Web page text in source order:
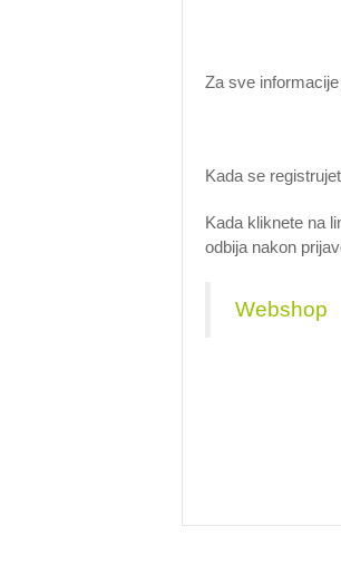
Za sve
Kada se
Kada kliknete na
odbija nakon
Webshop